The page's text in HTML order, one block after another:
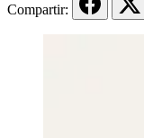
Compartir: